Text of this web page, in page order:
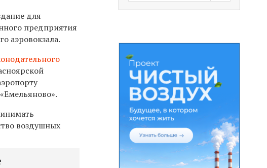
для
предприятия
аэровокзала.
воздушных